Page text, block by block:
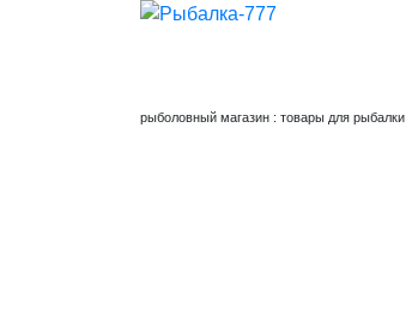
рыболовный магазин : товары для рыбалки